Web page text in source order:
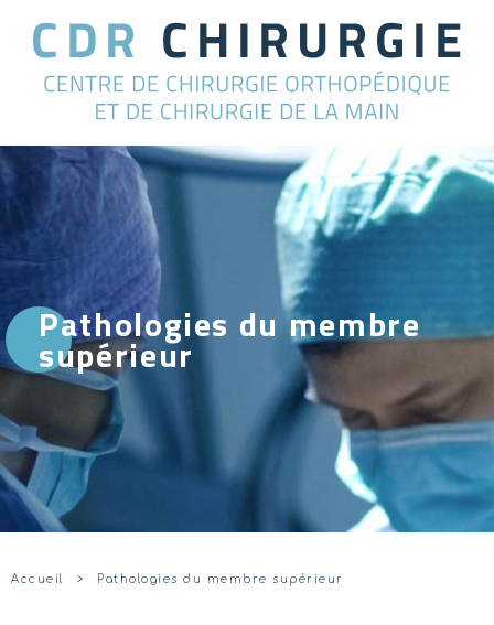
Pathologies du membre
supérieur
Accueil Pathologies du membre supérieur